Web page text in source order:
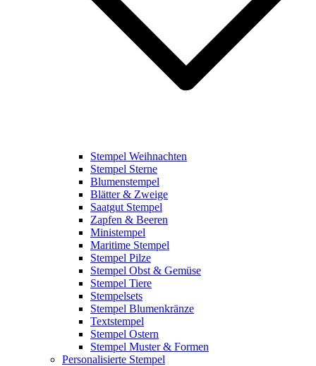
Stempel Weihnachten
Stempel Sterne
Blumenstempel
Blätter & Zweige
Saatgut Stempel
Zapfen & Beeren
Ministempel
Maritime Stempel
Stempel Pilze
Stempel Obst & Gemüse
Stempel Tiere
Stempelsets
Stempel Blumenkränze
Textstempel
Stempel Ostern
Stempel Muster & Formen
Personalisierte Stempel